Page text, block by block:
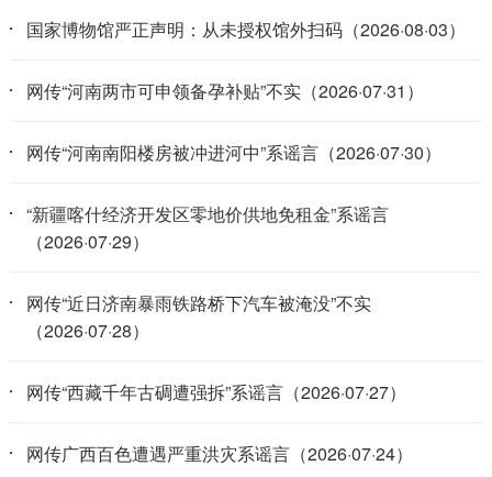
国家博物馆严正声明：从未授权馆外扫码（2026·08·03）
网传“河南两市可申领备孕补贴”不实（2026·07·31）
网传“河南南阳楼房被冲进河中”系谣言（2026·07·30）
“新疆喀什经济开发区零地价供地免租金”系谣言
（2026·07·29）
网传“近日济南暴雨铁路桥下汽车被淹没”不实
（2026·07·28）
网传“西藏千年古碉遭强拆”系谣言（2026·07·27）
网传广西百色遭遇严重洪灾系谣言（2026·07·24）